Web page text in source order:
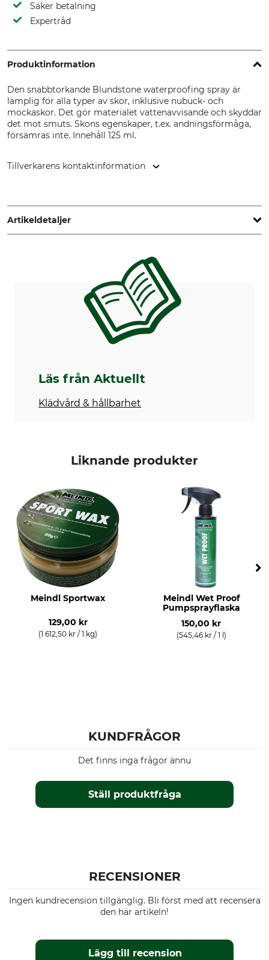
Säker betalning
Expertråd
Produktinformation
Den snabbtorkande Blundstone waterproofing spray är
lämplig för alla typer av skor, inklusive nubuck- och
mockaskor. Det gör materialet vattenavvisande och skyddar
det mot smuts. Skons egenskaper, t.ex. andningsförmåga,
försämras inte. Innehåll 125 ml.
Tillverkarens kontaktinformation
Rheinbreitbach, Germany, www.blundstone.de
Artikeldetaljer
Impregneringsspray
Waterproof Spray
Innehåll
125 ml
Läs från Aktuellt
Klädvård & hållbarhet
Liknande produkter
Meindl Sportwax
129,00 kr
(1 612,50 kr / 1 kg)
Meindl Wet Proof
Pumpsprayflaska
150,00 kr
(545,46 kr / 1 l)
KUNDFRÅGOR
Ställ produktfråga
Det finns inga frågor ännu
RECENSIONER
Ingen kundrecension tillgänglig. Bli först med att recensera
den här artikeln!
Lägg till recension